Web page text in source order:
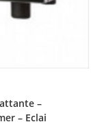
–
– Eclai